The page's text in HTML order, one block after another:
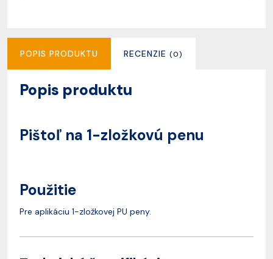
POPIS PRODUKTU RECENZIE (0)
Popis produktu
Pištoľ na 1-zložkovú penu
Použitie
Pre aplikáciu 1-zložkovej PU peny.